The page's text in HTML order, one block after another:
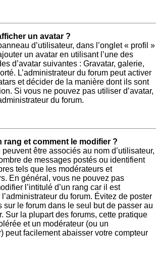
un avatar ?
d’utilisateur, dans l’onglet « profil »
un avatar en utilisant l’une des
d’avatar suivantes : Gravatar, galerie,
L’administrateur du forum peut activer
et décider de la manière dont ils sont
Si vous ne pouvez pas utiliser d’avatar,
du forum.
rang et comment le modifier ?
peuvent être associés au nom d’utilisateur,
de messages postés ou identifient
tels que les modérateurs et
En général, vous ne pouvez pas
l’intitulé d’un rang car il est
du forum. Évitez de poster
sur le forum dans le seul but de passer au
Sur la plupart des forums, cette pratique
et un modérateur (ou un
peut facilement abaisser votre compteur